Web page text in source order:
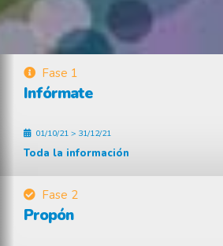
Fase 1
Infórmate
01/10/21 > 31/12/21
Toda la información
Fase 2
Propón